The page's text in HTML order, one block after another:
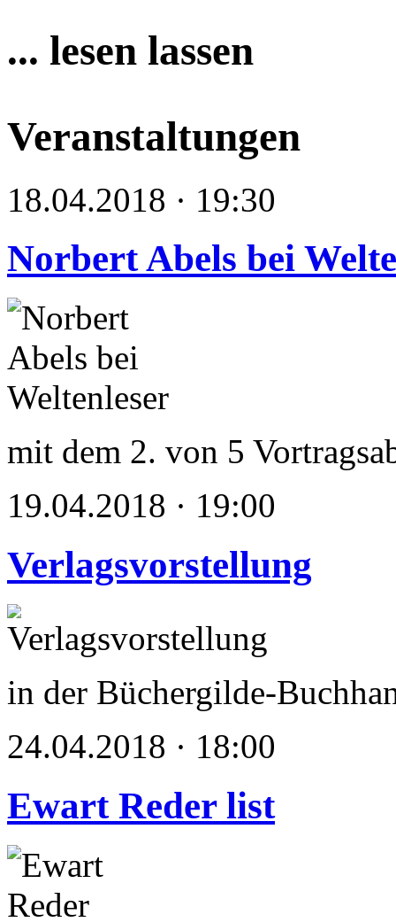
... lesen lassen
Veranstaltungen
18.04.2018 · 19:30
Norbert Abels bei
mit dem 2. von 5
19.04.2018 · 19:00
Verlagsvorstellung
in der Büchergilde-
24.04.2018 · 18:00
Ewart Reder list